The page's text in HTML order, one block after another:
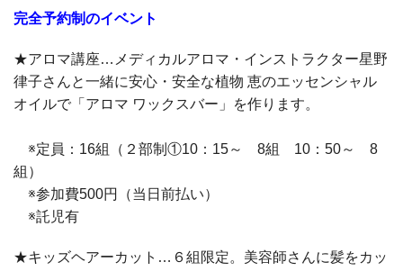
完全予約制のイベント
★アロマ講座…メディカルアロマ・インストラクター星野
律子さんと一緒に安心・安全な植物 恵のエッセンシャル
オイルで「アロマ ワックスバー」を作ります。
※定員：16組（２部制①10：15～ 8組 10：50～ 8
組）
※参加費500円（当日前払い）
※託児有
★キッズヘアーカット…６組限定。美容師さんに髪をカッ